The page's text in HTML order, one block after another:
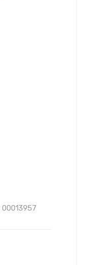
00013957